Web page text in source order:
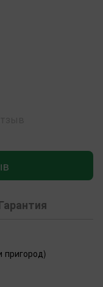
пригород)